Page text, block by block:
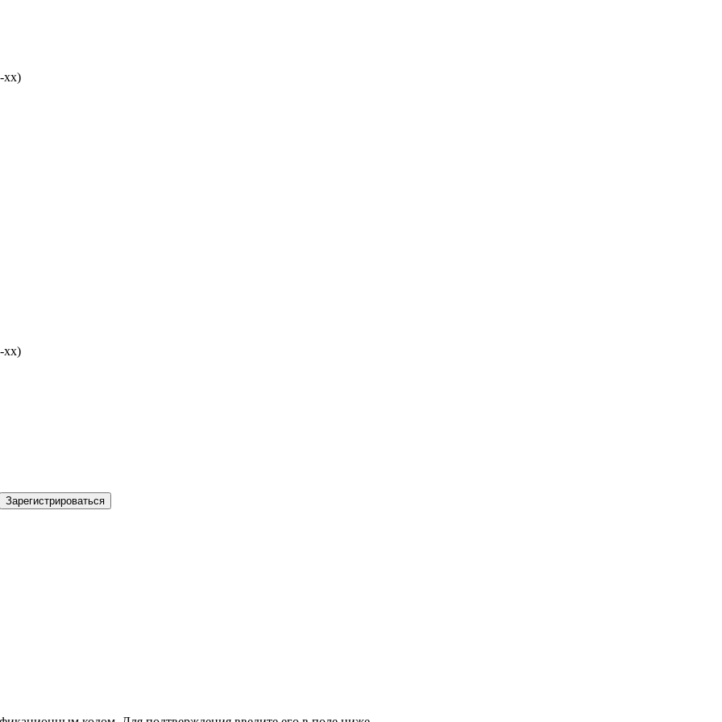
хх)
хх)
Зарегистрироваться